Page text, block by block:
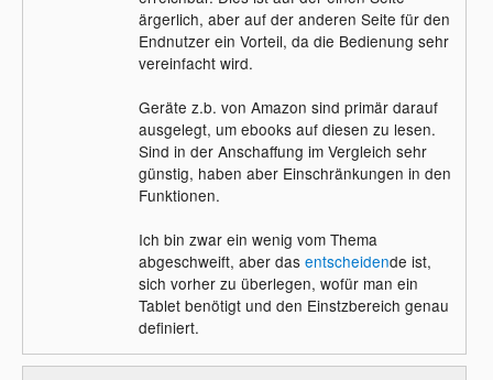
ärgerlich, aber auf der anderen Seite für den
Endnutzer ein Vorteil, da die Bedienung sehr
vereinfacht wird.
Geräte z.b. von Amazon sind primär darauf
ausgelegt, um ebooks auf diesen zu lesen.
Sind in der Anschaffung im Vergleich sehr
günstig, haben aber Einschränkungen in den
Funktionen.
Ich bin zwar ein wenig vom Thema
abgeschweift, aber das entscheidende ist,
sich vorher zu überlegen, wofür man ein
Tablet benötigt und den Einstzbereich genau
definiert.